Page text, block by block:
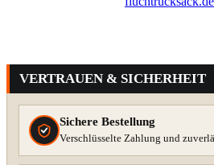
VERTRAUEN & SICHERHEIT
Sichere Bestellung
Verschlüsselte Zahlung und